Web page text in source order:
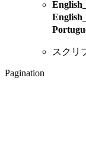
スクリ
Pagination